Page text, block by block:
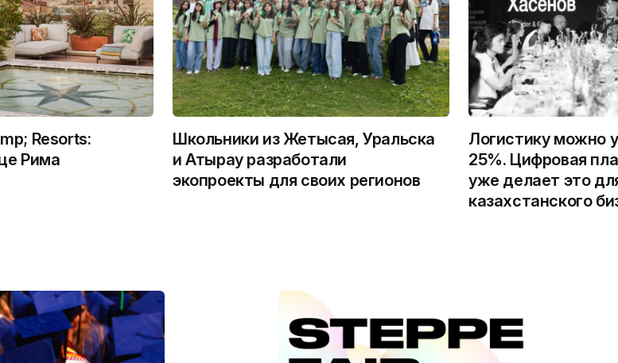
Resorts:
Рима
Школьники из Жетысая, Уральска
и Атырау разработали
экопроекты для своих регионов
Логистику можно
25%. Цифровая
уже делает это
казахстанского